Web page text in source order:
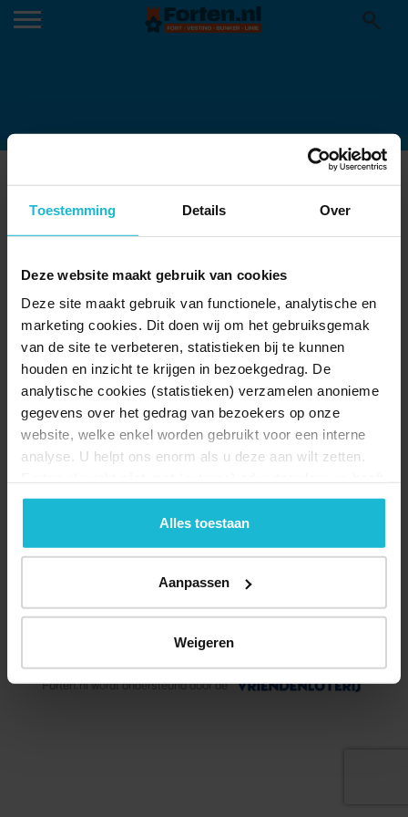
Toestemming Details Over
Deze website maakt gebruik van cookies
Deze site maakt gebruik van functionele, analytische en
marketing cookies. Dit doen wij om het gebruiksgemak
van de site te verbeteren, statistieken bij te kunnen
houden en inzicht te krijgen in bezoekgedrag. De
analytische cookies (statistieken) verzamelen anonieme
gegevens over het gedrag van bezoekers op onze
website, welke enkel worden gebruikt voor een interne
analyse. U helpt ons enorm als u deze aan wilt zetten.
geen commerciële doelstelling. U kunt deze cookies via
de knoppen accepteren, beheren of weigeren.
Alles toestaan
Aanpassen
Weigeren
WATERLINIEPAD-COVER-
370×622-1
© 2026 Stichting Forten Nederland
Forten.nl wordt ondersteund door de